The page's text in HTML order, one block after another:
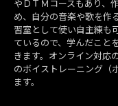
やＤＴＭコースもあり、
め、自分の音楽や歌を作
習室として使い自主練も
ているので、学んだこと
きます。オンライン対応
のボイストレーニング（
ます。